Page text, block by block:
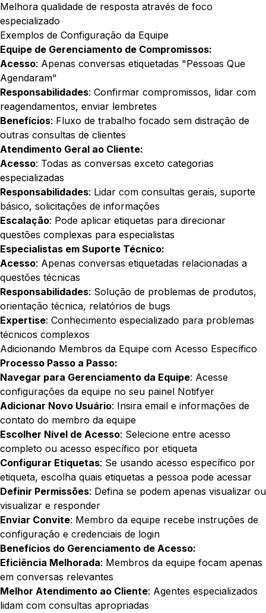
Melhora qualidade de resposta através de foco
especializado
Exemplos de Configuração da Equipe
Equipe de Gerenciamento de Compromissos:
Acesso: Apenas conversas etiquetadas "Pessoas Que
Agendaram"
Responsabilidades: Confirmar compromissos, lidar com
reagendamentos, enviar lembretes
Benefícios: Fluxo de trabalho focado sem distração de
outras consultas de clientes
Atendimento Geral ao Cliente:
Acesso: Todas as conversas exceto categorias
especializadas
Responsabilidades: Lidar com consultas gerais, suporte
básico, solicitações de informações
Escalação: Pode aplicar etiquetas para direcionar
questões complexas para especialistas
Especialistas em Suporte Técnico:
Acesso: Apenas conversas etiquetadas relacionadas a
questões técnicas
Responsabilidades: Solução de problemas de produtos,
orientação técnica, relatórios de bugs
Expertise: Conhecimento especializado para problemas
técnicos complexos
Adicionando Membros da Equipe com Acesso Específico
Processo Passo a Passo:
Navegar para Gerenciamento da Equipe: Acesse
configurações da equipe no seu painel Notifyer
Adicionar Novo Usuário: Insira email e informações de
contato do membro da equipe
Escolher Nível de Acesso: Selecione entre acesso
completo ou acesso específico por etiqueta
Configurar Etiquetas: Se usando acesso específico por
etiqueta, escolha quais etiquetas a pessoa pode acessar
Definir Permissões: Defina se podem apenas visualizar ou
visualizar e responder
Enviar Convite: Membro da equipe recebe instruções de
configuração e credenciais de login
Benefícios do Gerenciamento de Acesso:
Eficiência Melhorada: Membros da equipe focam apenas
em conversas relevantes
Melhor Atendimento ao Cliente: Agentes especializados
lidam com consultas apropriadas